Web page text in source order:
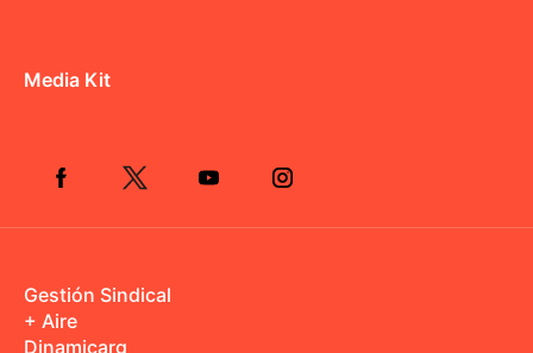
Media Kit
Gestión Sindical
+ Aire
Dinamicarg